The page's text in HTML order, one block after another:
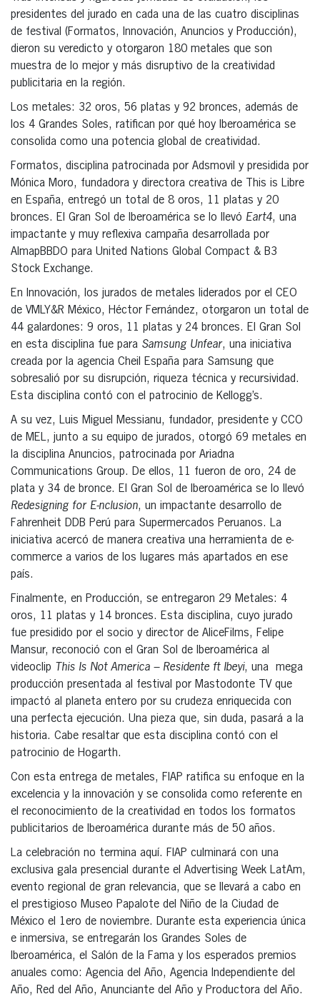
presidentes del jurado en cada una de las cuatro disciplinas
de festival (Formatos, Innovación, Anuncios y Producción),
dieron su veredicto y otorgaron 180 metales que son
muestra de lo mejor y más disruptivo de la creatividad
publicitaria en la región.
Los metales: 32 oros, 56 platas y 92 bronces, además de
los 4 Grandes Soles, ratifican por qué hoy Iberoamérica se
consolida como una potencia global de creatividad.
Formatos, disciplina patrocinada por Adsmovil y presidida por
Mónica Moro, fundadora y directora creativa de This is Libre
en España, entregó un total de 8 oros, 11 platas y 20
bronces. El Gran Sol de Iberoamérica se lo llevó Eart4, una
impactante y muy reflexiva campaña desarrollada por
AlmapBBDO para United Nations Global Compact & B3
Stock Exchange.
En Innovación, los jurados de metales liderados por el CEO
de VMLY&R México, Héctor Fernández, otorgaron un total de
44 galardones: 9 oros, 11 platas y 24 bronces. El Gran Sol
en esta disciplina fue para Samsung Unfear, una iniciativa
creada por la agencia Cheil España para Samsung que
sobresalió por su disrupción, riqueza técnica y recursividad.
Esta disciplina contó con el patrocinio de Kellogg’s.
A su vez, Luis Miguel Messianu, fundador, presidente y CCO
de MEL, junto a su equipo de jurados, otorgó 69 metales en
la disciplina Anuncios, patrocinada por Ariadna
Communications Group. De ellos, 11 fueron de oro, 24 de
plata y 34 de bronce. El Gran Sol de Iberoamérica se lo llevó
Redesigning for E-nclusion, un impactante desarrollo de
Fahrenheit DDB Perú para Supermercados Peruanos. La
iniciativa acercó de manera creativa una herramienta de e-
commerce a varios de los lugares más apartados en ese
país.
Finalmente, en Producción, se entregaron 29 Metales: 4
oros, 11 platas y 14 bronces. Esta disciplina, cuyo jurado
fue presidido por el socio y director de AliceFilms, Felipe
Mansur, reconoció con el Gran Sol de Iberoamérica al
videoclip This Is Not America – Residente ft Ibeyi, una mega
producción presentada al festival por Mastodonte TV que
impactó al planeta entero por su crudeza enriquecida con
una perfecta ejecución. Una pieza que, sin duda, pasará a la
historia. Cabe resaltar que esta disciplina contó con el
patrocinio de Hogarth.
Con esta entrega de metales, FIAP ratifica su enfoque en la
excelencia y la innovación y se consolida como referente en
el reconocimiento de la creatividad en todos los formatos
publicitarios de Iberoamérica durante más de 50 años.
La celebración no termina aquí. FIAP culminará con una
exclusiva gala presencial durante el Advertising Week LatAm,
evento regional de gran relevancia, que se llevará a cabo en
el prestigioso Museo Papalote del Niño de la Ciudad de
México el 1ero de noviembre. Durante esta experiencia única
e inmersiva, se entregarán los Grandes Soles de
Iberoamérica, el Salón de la Fama y los esperados premios
anuales como: Agencia del Año, Agencia Independiente del
Año, Red del Año, Anunciante del Año y Productora del Año.